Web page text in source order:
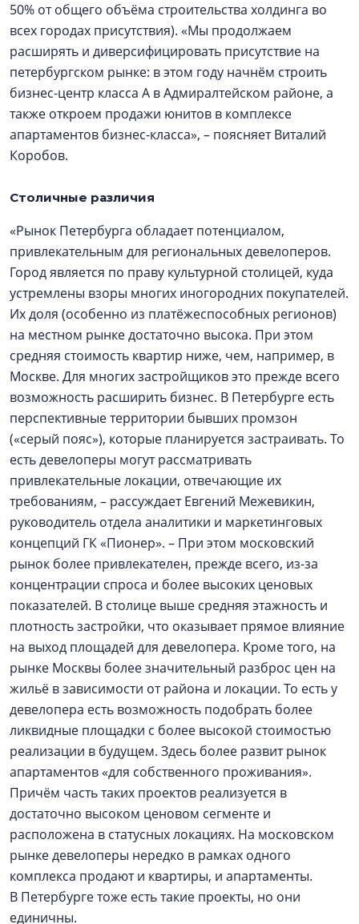
50% от общего объёма строительства холдинга во
всех городах присутствия). «Мы продолжаем
расширять и диверсифицировать присутствие на
петербургском рынке: в этом году начнём строить
бизнес-центр класса А в Адмиралтейском районе, а
также откроем продажи юнитов в комплексе
апартаментов бизнес-класса», – поясняет Виталий
Коробов.
Столичные различия
«Рынок Петербурга обладает потенциалом,
привлекательным для региональных девелоперов.
Город является по праву культурной столицей, куда
устремлены взоры многих иногородних покупателей.
Их доля (особенно из платёжеспособных регионов)
на местном рынке достаточно высока. При этом
средняя стоимость квартир ниже, чем, например, в
Москве. Для многих застройщиков это прежде всего
возможность расширить бизнес. В Петербурге есть
перспективные территории бывших промзон
(«серый пояс»), которые планируется застраивать. То
есть девелоперы могут рассматривать
привлекательные локации, отвечающие их
требованиям, – рассуждает Евгений Межевикин,
руководитель отдела аналитики и маркетинговых
концепций ГК «Пионер». – При этом московский
рынок более привлекателен, прежде всего, из-за
концентрации спроса и более высоких ценовых
показателей. В столице выше средняя этажность и
плотность застройки, что оказывает прямое влияние
на выход площадей для девелопера. Кроме того, на
рынке Москвы более значительный разброс цен на
жильё в зависимости от района и локации. То есть у
девелопера есть возможность подобрать более
ликвидные площадки с более высокой стоимостью
реализации в будущем. Здесь более развит рынок
апартаментов «для собственного проживания».
Причём часть таких проектов реализуется в
достаточно высоком ценовом сегменте и
расположена в статусных локациях. На московском
рынке девелоперы нередко в рамках одного
комплекса продают и квартиры, и апартаменты.
В Петербурге тоже есть такие проекты, но они
единичны.